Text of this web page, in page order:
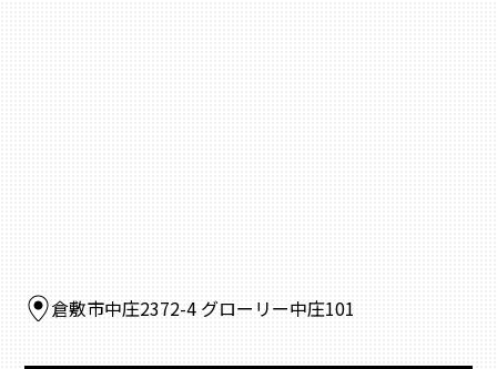
倉敷市中庄2372-4 グローリー中庄101